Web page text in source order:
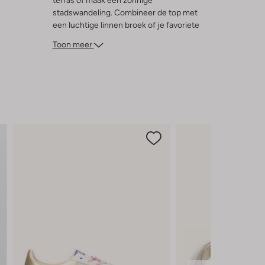
stadswandeling. Combineer de top met
een luchtige linnen broek of je favoriete
een casual-chique look. De ideale basic
Toon meer